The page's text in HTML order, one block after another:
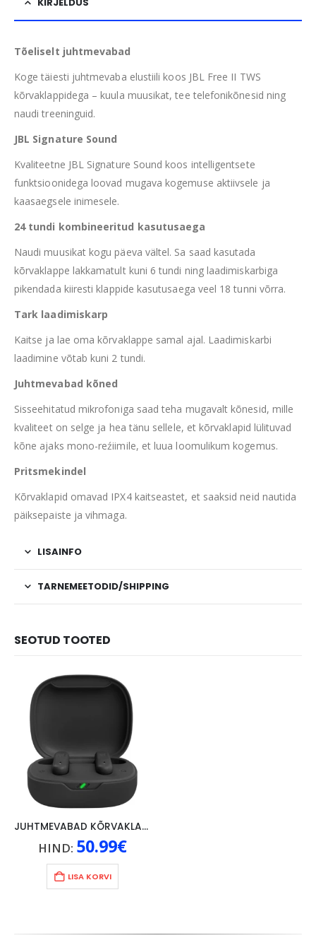
Tõeliselt juhtmevabad
Koge täiesti juhtmevaba elustiili koos JBL Free II TWS
kõrvaklappidega – kuula muusikat, tee telefonikõnesid ning
naudi treeninguid.
JBL Signature Sound
Kvaliteetne JBL Signature Sound koos intelligentsete
funktsioonidega loovad mugava kogemuse aktiivsele ja
kaasaegsele inimesele.
24 tundi kombineeritud kasutusaega
Naudi muusikat kogu päeva vältel. Sa saad kasutada
kõrvaklappe lakkamatult kuni 6 tundi ning laadimiskarbiga
pikendada kiiresti klappide kasutusaega veel 18 tunni võrra.
Tark laadimiskarp
Kaitse ja lae oma kõrvaklappe samal ajal. Laadimiskarbi
laadimine võtab kuni 2 tundi.
Juhtmevabad kõned
Sisseehitatud mikrofoniga saad teha mugavalt kõnesid, mille
kvaliteet on selge ja hea tänu sellele, et kõrvaklapid lülituvad
kõne ajaks mono-reźiimile, et luua loomulikum kogemus.
Pritsmekindel
Kõrvaklapid omavad IPX4 kaitseastet, et saaksid neid nautida
päiksepaiste ja vihmaga.
LISAINFO
TARNEMEETODID/SHIPPING
SEOTUD TOOTED
JUHTMEVABAD KÕRVAKLAPID JBL WAVE 200, MUST
HIND: 50.99€
LISA KORVI